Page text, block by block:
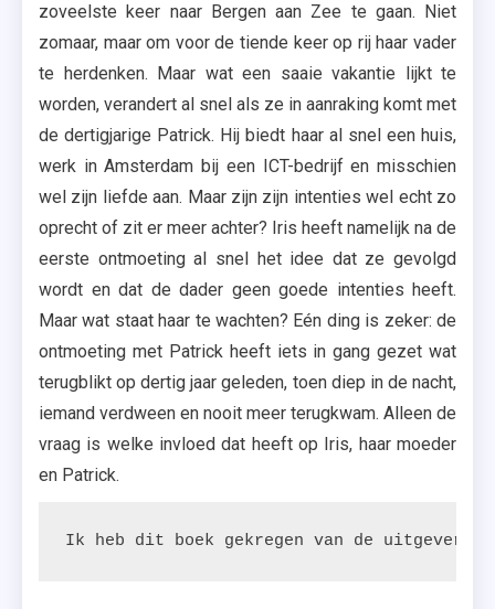
zoveelste keer naar Bergen aan Zee te gaan. Niet
zomaar, maar om voor de tiende keer op rij haar vader
te herdenken. Maar wat een saaie vakantie lijkt te
worden, verandert al snel als ze in aanraking komt met
de dertigjarige Patrick. Hij biedt haar al snel een huis,
werk in Amsterdam bij een ICT-bedrijf en misschien
wel zijn liefde aan. Maar zijn zijn intenties wel echt zo
oprecht of zit er meer achter? Iris heeft namelijk na de
eerste ontmoeting al snel het idee dat ze gevolgd
wordt en dat de dader geen goede intenties heeft.
Maar wat staat haar te wachten? Eén ding is zeker: de
ontmoeting met Patrick heeft iets in gang gezet wat
terugblikt op dertig jaar geleden, toen diep in de nacht,
iemand verdween en nooit meer terugkwam. Alleen de
vraag is welke invloed dat heeft op Iris, haar moeder
en Patrick.
Ik heb dit boek gekregen van de